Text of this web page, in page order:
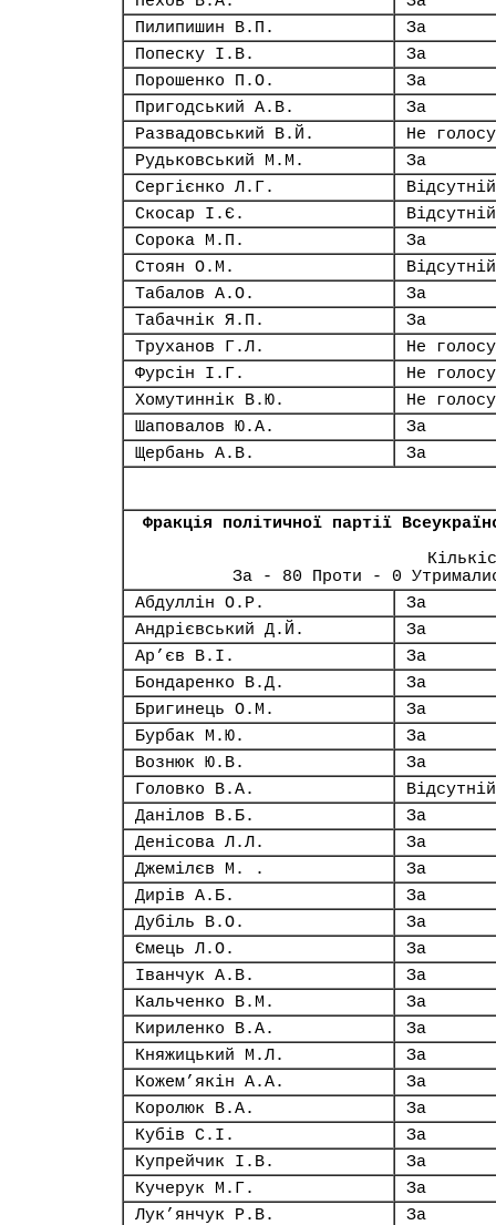
Пилипишин В.П.
За
Попеску І.В.
За
Порошенко П.О.
За
Пригодський А.В.
За
Развадовський В.Й.
Не
Рудьковський М.М.
За
Сергієнко Л.Г.
Відсутній
Скосар І.Є.
Відсутній
Сорока М.П.
За
Стоян О.М.
Відсутній
Табалов А.О.
За
Табачнік Я.П.
За
Труханов Г.Л.
Не
Фурсін І.Г.
Не
Хомутиннік В.Ю.
Не
Шаповалов Ю.А.
За
Щербань А.В.
За
Фракція політичної партії
За - 80 Проти - 0
Абдуллін О.Р.
За
Андрієвський Д.Й.
За
Ар’єв В.І.
За
Бондаренко В.Д.
За
Бригинець О.М.
За
Бурбак М.Ю.
За
Вознюк Ю.В.
За
Головко В.А.
Відсутній
Данілов В.Б.
За
Денісова Л.Л.
За
Джемілєв М. .
За
Дирів А.Б.
За
Дубіль В.О.
За
Ємець Л.О.
За
Іванчук А.В.
За
Кальченко В.М.
За
Кириленко В.А.
За
Княжицький М.Л.
За
Кожем’якін А.А.
За
Королюк В.А.
За
Кубів С.І.
За
Купрейчик І.В.
За
Кучерук М.Г.
За
Лук’янчук Р.В.
За